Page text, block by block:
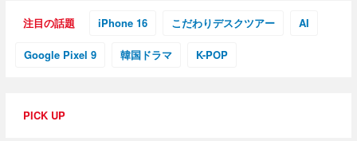
注目の話題 iPhone 16 こだわりデスクツアー AI
Google Pixel 9 韓国ドラマ K-POP
PICK UP